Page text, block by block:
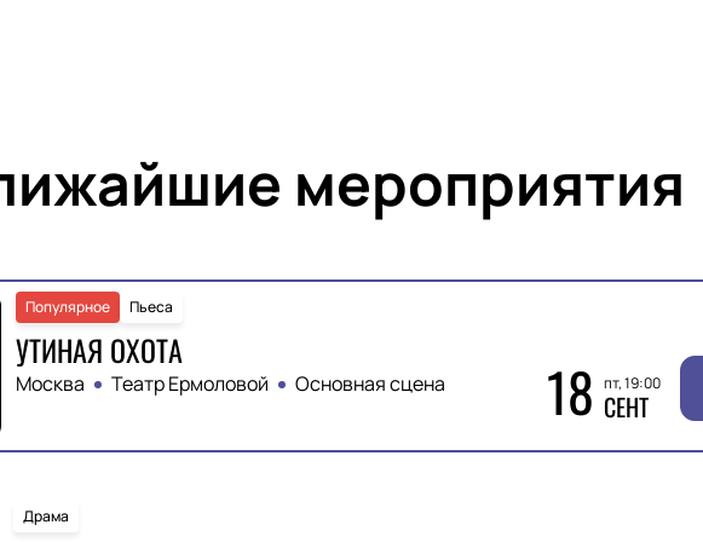
мероприятия
Пьеса
Популярное
УТИНАЯ ОХОТА
Москва Театр Ермоловой Основная сцена 18 пт, 19:00
СЕНТ
Драма